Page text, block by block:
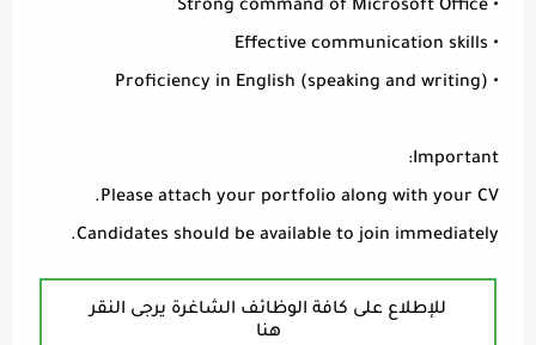
• Strong command of Microsoft Office
• Effective communication skills
• Proficiency in English (speaking and writing)
Important:
Please attach your portfolio along with your CV.
Candidates should be available to join immediately.
للإطلاع على كافة الوظائف الشاغرة يرجى النقر
هنا